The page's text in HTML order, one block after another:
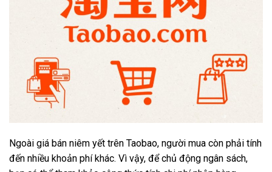
Ngoài giá bán niêm yết trên Taobao, người mua còn phải tính
đến nhiều khoản phí khác. Vì vậy, để chủ động ngân sách,